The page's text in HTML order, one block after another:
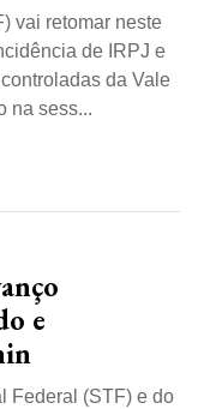
vai retomar neste
de IRPJ e
da Vale
na sess...
e
Federal (STF) e do